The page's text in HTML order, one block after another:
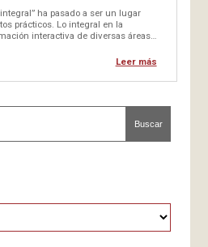
ha pasado a ser un lugar
prácticos. Lo integral en la
interactiva de diversas áreas
Leer más
Buscar